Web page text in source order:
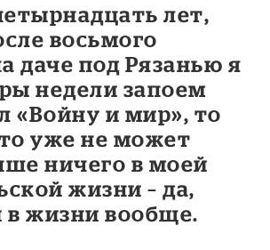
лет,
восьмого
даче под Рязанью я
недели запоем
«Войну и мир», то
уже не может
ничего в моей
жизни – да,
жизни вообще.